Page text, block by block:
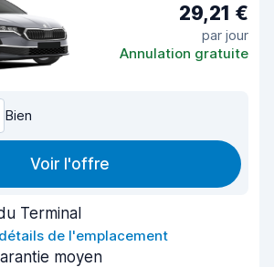
29,21 €
par jour
Annulation gratuite
Bien
Voir l'offre
Terminal
de l'emplacement
moyen